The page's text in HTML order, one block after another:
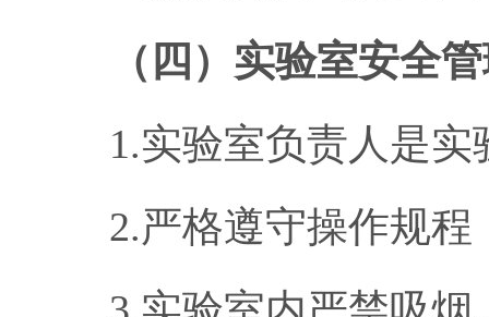
（四）实验室安全
1.实验室负责人是
2.严格遵守操作规